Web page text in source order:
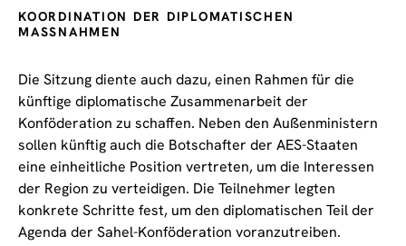
KOORDINATION DER DIPLOMATISCHEN
MASSNAHMEN
Die Sitzung diente auch dazu, einen Rahmen für die
künftige diplomatische Zusammenarbeit der
Konföderation zu schaffen. Neben den Außenministern
sollen künftig auch die Botschafter der AES-Staaten
eine einheitliche Position vertreten, um die Interessen
der Region zu verteidigen. Die Teilnehmer legten
konkrete Schritte fest, um den diplomatischen Teil der
Agenda der Sahel-Konföderation voranzutreiben.